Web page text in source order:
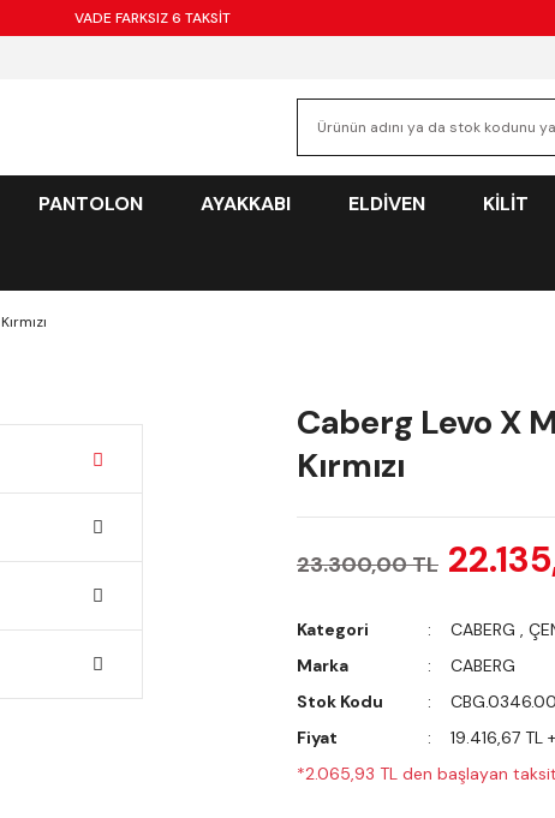
VADE FARKSIZ 6 TAKSİT
PANTOLON AYAKKABI ELDİVEN KİLİT
Caberg Levo X
Kırmızı
23.300,00 TL
Kategori CABERG ,
Marka
CABERG
Stok Kodu
Fiyat
19.416,67 TL
*2.065,93 TL den başlayan